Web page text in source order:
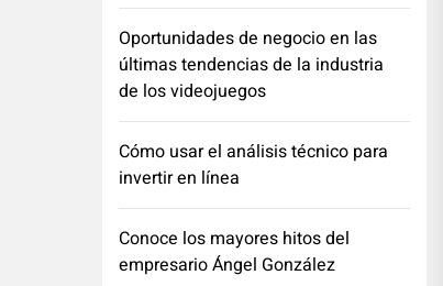
Oportunidades de negocio en las
últimas tendencias de la industria
de los videojuegos
Cómo usar el análisis técnico para
invertir en línea
Conoce los mayores hitos del
empresario Ángel González